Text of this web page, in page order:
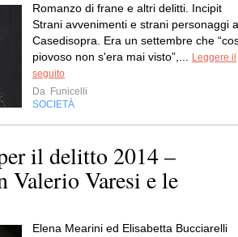
Romanzo di frane e altri delitti. Incipit
Strani avvenimenti e strani personaggi a
Casedisopra. Era un settembre che
piovoso non s'era mai visto”,...
Leggere il
seguito
Da Funicelli
SOCIETÀ
il delitto 2014 –
Valerio Varesi e le
Elena Mearini ed Elisabetta Bucciarelli